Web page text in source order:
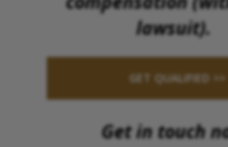
lawsuit).
GET QUALIFIED >>
Get in touch